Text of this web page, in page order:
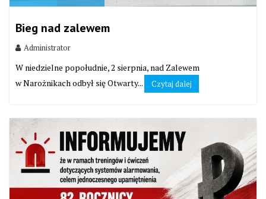
Bieg nad zalewem
Administrator
W niedzielne popołudnie, 2 sierpnia, nad Zalewem
w Narożnikach odbył się Otwarty...
Czytaj dalej